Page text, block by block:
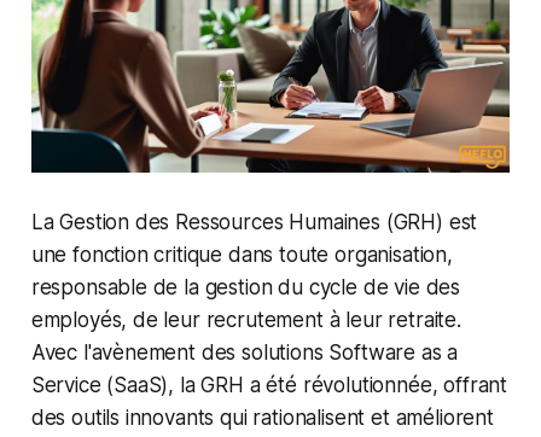
La Gestion des Ressources Humaines (GRH) est
une fonction critique dans toute organisation,
responsable de la gestion du cycle de vie des
employés, de leur recrutement à leur retraite.
Avec l'avènement des solutions Software as a
Service (SaaS), la GRH a été révolutionnée, offrant
des outils innovants qui rationalisent et améliorent